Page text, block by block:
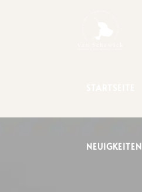
NEU­IG­KEI­TEN